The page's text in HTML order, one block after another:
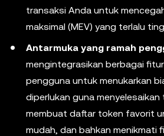
transaksi Anda untuk
maksimal (MEV) yang terlalu
Antarmuka yang ramah
mengintegrasikan berbagai
pengguna untuk menukarkan
diperlukan guna menyelesaikan
membuat daftar token favorit
mudah, dan bahkan menikmati